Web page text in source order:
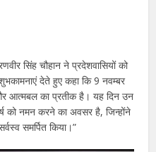
सिंह चौहान ने प्रदेशवासियों को
देते हुए कहा कि 9 नवम्बर
आत्मबल का प्रतीक है। यह दिन उन
को नमन करने का अवसर है, जिन्होंने
समर्पित किया।”